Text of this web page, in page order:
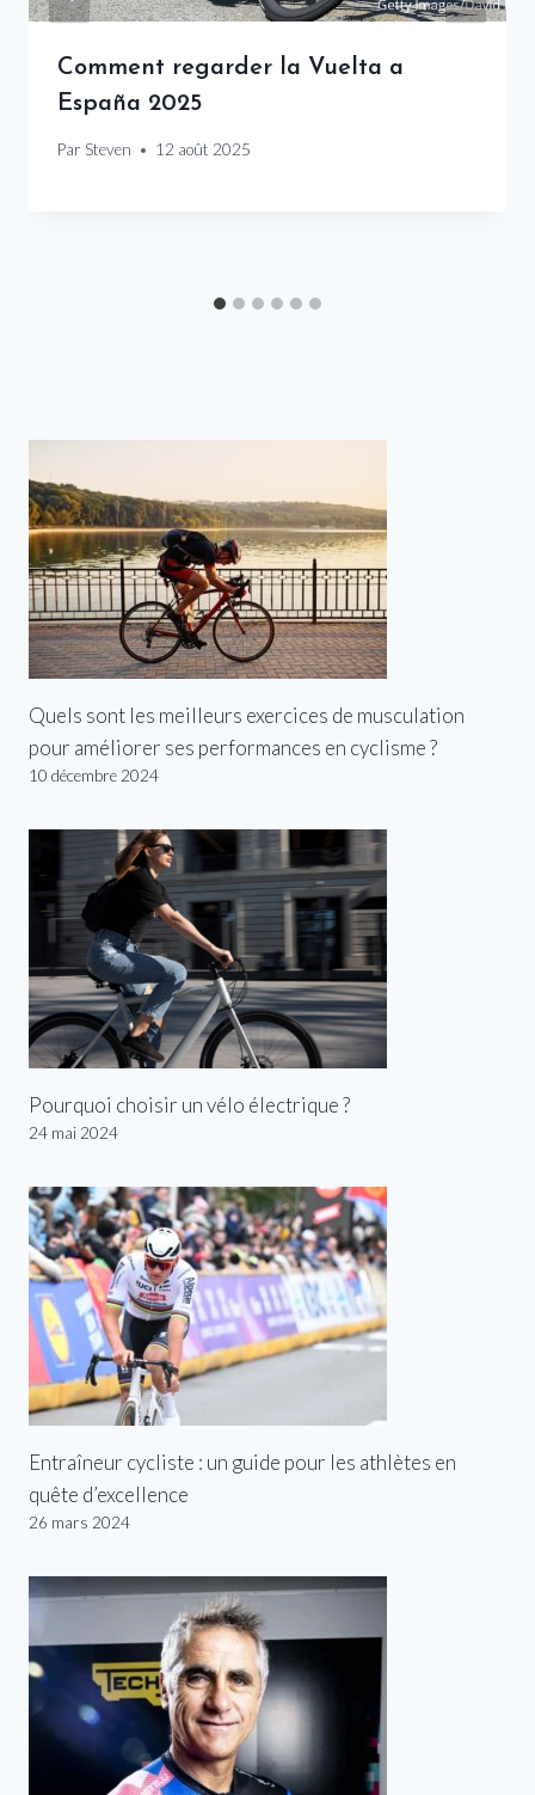
Comment regarder la Vuelta a
España 2025
Par Steven 12 août 2025
Quels sont les meilleurs exercices de musculation
pour améliorer ses performances en cyclisme ?
10 décembre 2024
Pourquoi choisir un vélo électrique ?
24 mai 2024
Entraîneur cycliste : un guide pour les athlètes en
quête d’excellence
26 mars 2024